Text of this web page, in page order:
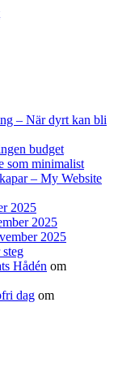
– När dyrt kan bli
budget
som minimalist
– My Website
2025
2025
2025
Hådén om
dag om